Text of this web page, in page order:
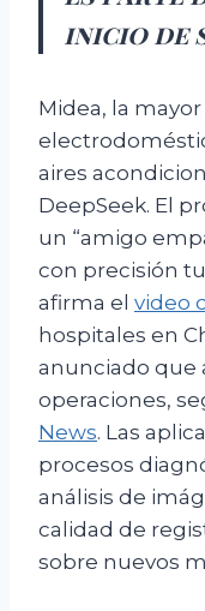
inicio de
Midea, la
aires
DeepSeek. El
un “amigo
con precisión
afirma el video
hospitales en
anunciado que
operaciones,
News. Las
procesos
análisis de
calidad de
sobre nuevos